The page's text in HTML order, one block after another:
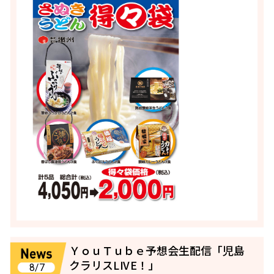
8/7
ＹｏｕＴｕｂｅ予想会生配信「児島
クラリスLIVE！」